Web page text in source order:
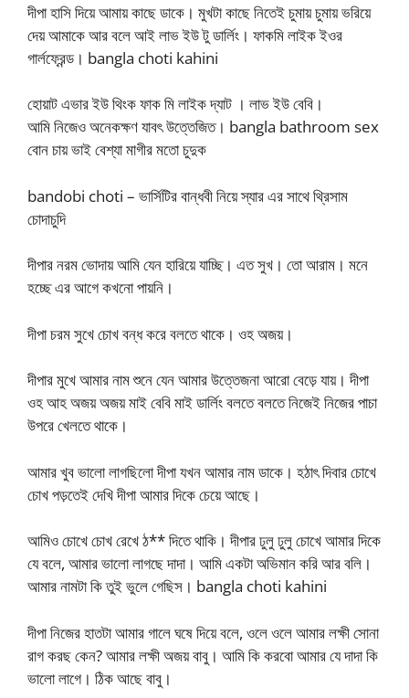
দীপা হাসি দিয়ে আমায় কাছে ডাকে। মুখটা কাছে নিতেই চুমায় চুমায় ভরিয়ে
দেয় আমাকে আর বলে আই লাভ ইউ টু ডার্লিং। ফাকমি লাইক ইওর
গার্লফ্রেন্ড। bangla choti kahini
হোয়াট এভার ইউ থিংক ফাক মি লাইক দ্যাট । লাভ ইউ বেবি।
আমি নিজেও অনেকক্ষণ যাবৎ উত্তেজিত। bangla bathroom sex
বোন চায় ভাই বেশ্যা মাগীর মতো চুদুক
bandobi choti – ভার্সিটির বান্ধবী নিয়ে স্যার এর সাথে থ্রিসাম
চোদাচুদি
দীপার নরম ভোদায় আমি যেন হারিয়ে যাচ্ছি। এত সুখ। তো আরাম। মনে
হচ্ছে এর আগে কখনো পায়নি।
দীপা চরম সুখে চোখ বন্ধ করে বলতে থাকে। ওহ অজয়।
দীপার মুখে আমার নাম শুনে যেন আমার উত্তেজনা আরো বেড়ে যায়। দীপা
ওহ আহ অজয় অজয় মাই বেবি মাই ডার্লিং বলতে বলতে নিজেই নিজের পাচা
উপরে খেলতে থাকে।
আমার খুব ভালো লাগছিলো দীপা যখন আমার নাম ডাকে। হঠাৎ দিবার চোখে
চোখ পড়তেই দেখি দীপা আমার দিকে চেয়ে আছে।
আমিও চোখে চোখ রেখে ঠ** দিতে থাকি। দীপার ঢুলু ঢুলু চোখে আমার দিকে
যে বলে, আমার ভালো লাগছে দাদা। আমি একটা অভিমান করি আর বলি।
আমার নামটা কি তুই ভুলে গেছিস। bangla choti kahini
দীপা নিজের হাতটা আমার গালে ঘষে দিয়ে বলে, ওলে ওলে আমার লক্ষী সোনা
রাগ করছ কেন? আমার লক্ষী অজয় বাবু। আমি কি করবো আমার যে দাদা কি
ভালো লাগে। ঠিক আছে বাবু।